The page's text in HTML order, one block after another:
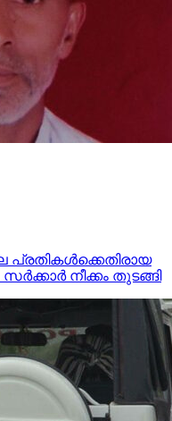
നീക്കം തുടങ്ങി